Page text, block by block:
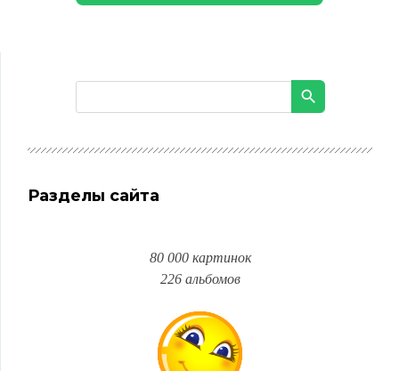
Разделы сайта
80 000 картинок
226 альбомов